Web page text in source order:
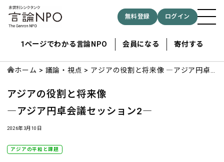
無料登録 ログイン
1ページでわかる言論NPO 会員になる 寄付する
ホーム 議論・視点
アジアの役割と将来像 ―アジア円卓
アジアの役割と将来像
―アジア円卓会議セッション2―
2026年3月10日
アジアの平和と課題